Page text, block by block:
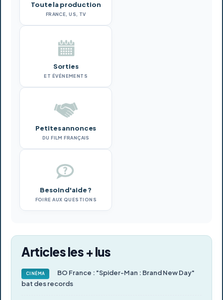
Toute la production
FRANCE, US, TV
Sorties
ET ÉVÉNEMENTS
Petites annonces
DU FILM FRANÇAIS
Besoin d'aide ?
FOIRE AUX QUESTIONS
Articles les + lus
CINÉMA
BO France : "Spider-Man : Brand New Day"
bat des records